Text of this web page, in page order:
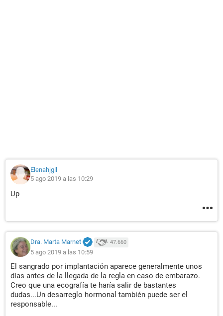
Elenahjgll
5 ago 2019 a las 10:29
Up
Dra. Marta Marnet 47.660
5 ago 2019 a las 10:59
El sangrado por implantación aparece generalmente unos
días antes de la llegada de la regla en caso de embarazo.
Creo que una ecografía te haría salir de bastantes
dudas...Un desarreglo hormonal también puede ser el
responsable...